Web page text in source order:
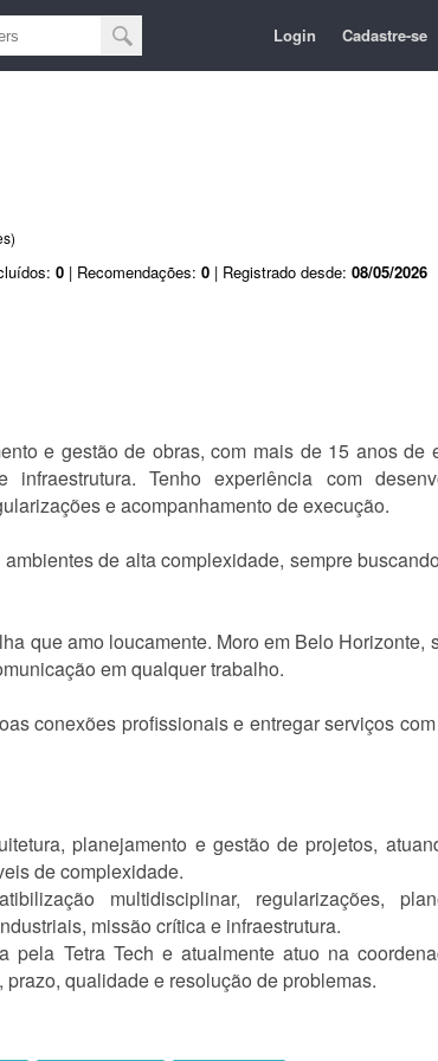
Login Cadastre-se
0 | Recomendações: 0 | Registrado desde: 08/05/2026
e gestão de obras, com mais de 15 anos de
Tenho experiência com
e acompanhamento de execução.
de alta complexidade, sempre
que amo loucamente. Moro em Belo Horizonte,
em qualquer trabalho.
conexões profissionais e entregar serviços
planejamento e gestão de projetos,
de complexidade.
multidisciplinar, regularizações,
missão crítica e infraestrutura.
Tetra Tech e atualmente atuo na
qualidade e resolução de problemas.